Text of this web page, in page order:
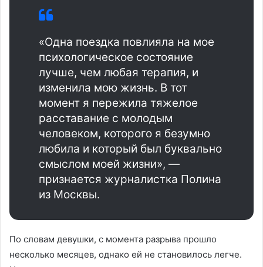
«Одна поездка повлияла на мое
психологическое состояние
лучше, чем любая терапия, и
изменила мою жизнь. В тот
момент я пережила тяжелое
расставание с молодым
человеком, которого я безумно
любила и который был буквально
смыслом моей жизни», —
признается журналистка Полина
из Москвы.
По словам девушки, с момента разрыва прошло
несколько месяцев, однако ей не становилось легче.